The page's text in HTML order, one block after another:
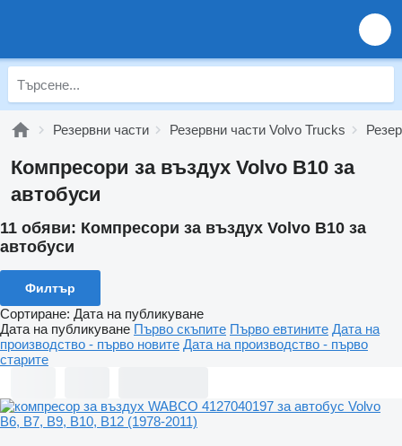
Резервни части Резервни части Volvo Trucks
Компресори за въздух Volvo B10 за
автобуси
11 обяви: Компресори за въздух Volvo B10 за
автобуси
Филтър
Сортиране: Дата на публикуване
Дата на публикуване Първо скъпите Първо евтините Дата на
производство - първо новите Дата на производство - първо
старите